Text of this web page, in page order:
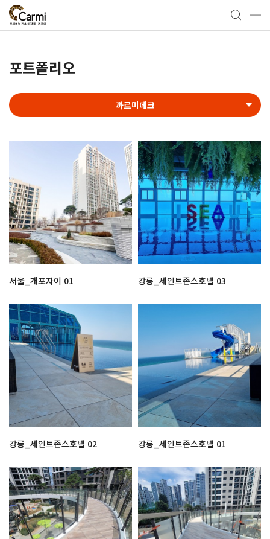
포트폴리오
까르미데크
서울_개포자이 01 강릉_세인트존스호텔 03
강릉_세인트존스호텔 02 강릉_세인트존스호텔 01